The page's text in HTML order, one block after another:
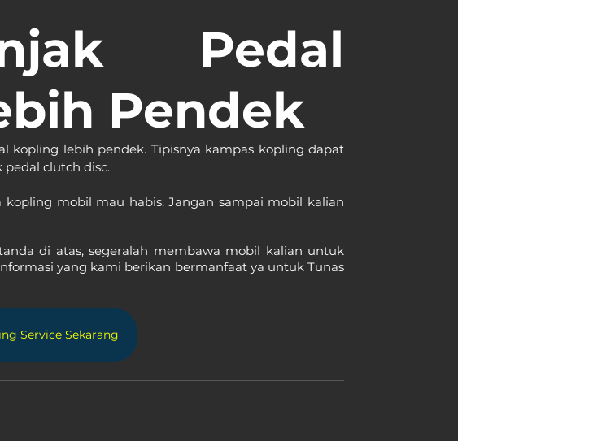
Pedal
Pendek
kopling lebih pendek. Tipisnya kampas kopling dapat
clutch disc.
kopling mobil mau habis. Jangan sampai mobil kalian
di atas, segeralah membawa mobil kalian untuk
yang kami berikan bermanfaat ya untuk Tunas
Service Sekarang